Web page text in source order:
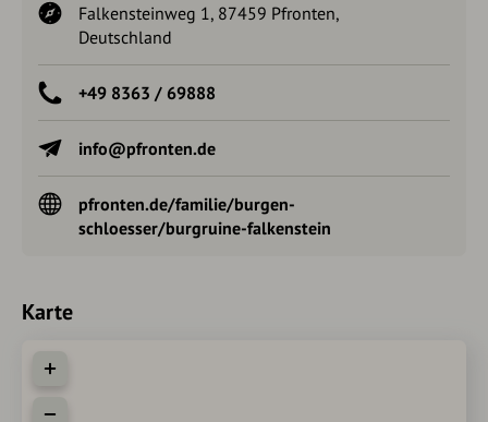
Falkensteinweg 1, 87459 Pfronten,
Deutschland
+49 8363 / 69888
info@pfronten.de
pfronten.de/familie/burgen-
schloesser/burgruine-falkenstein
Karte